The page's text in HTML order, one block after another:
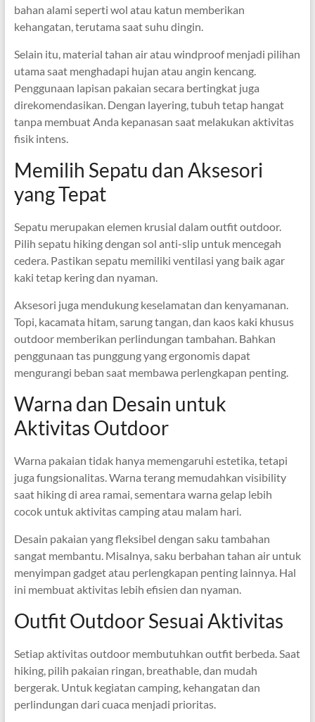
bahan alami seperti wol atau katun memberikan
kehangatan, terutama saat suhu dingin.
Selain itu, material tahan air atau windproof menjadi pilihan
utama saat menghadapi hujan atau angin kencang.
Penggunaan lapisan pakaian secara bertingkat juga
direkomendasikan. Dengan layering, tubuh tetap hangat
tanpa membuat Anda kepanasan saat melakukan aktivitas
fisik intens.
Memilih Sepatu dan Aksesori
yang Tepat
Sepatu merupakan elemen krusial dalam outfit outdoor.
Pilih sepatu hiking dengan sol anti-slip untuk mencegah
cedera. Pastikan sepatu memiliki ventilasi yang baik agar
kaki tetap kering dan nyaman.
Aksesori juga mendukung keselamatan dan kenyamanan.
Topi, kacamata hitam, sarung tangan, dan kaos kaki khusus
outdoor memberikan perlindungan tambahan. Bahkan
penggunaan tas punggung yang ergonomis dapat
mengurangi beban saat membawa perlengkapan penting.
Warna dan Desain untuk
Aktivitas Outdoor
Warna pakaian tidak hanya memengaruhi estetika, tetapi
juga fungsionalitas. Warna terang memudahkan visibility
saat hiking di area ramai, sementara warna gelap lebih
cocok untuk aktivitas camping atau malam hari.
Desain pakaian yang fleksibel dengan saku tambahan
sangat membantu. Misalnya, saku berbahan tahan air untuk
menyimpan gadget atau perlengkapan penting lainnya. Hal
ini membuat aktivitas lebih efisien dan nyaman.
Outfit Outdoor Sesuai Aktivitas
Setiap aktivitas outdoor membutuhkan outfit berbeda. Saat
hiking, pilih pakaian ringan, breathable, dan mudah
bergerak. Untuk kegiatan camping, kehangatan dan
perlindungan dari cuaca menjadi prioritas.